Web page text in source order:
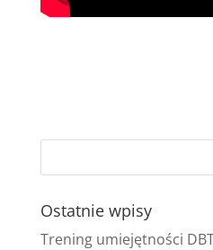
Ostatnie wpisy
Trening umiejętności